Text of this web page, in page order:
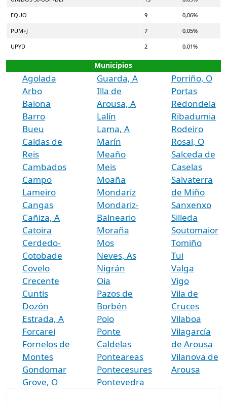
EQUO 9 0,06%
PUM+J 7 0,05%
UPYD 2 0,01%
Municipios
Agolada
Arbo
Baiona
Barro
Bueu
Caldas de
Reis
Cambados
Campo
Lameiro
Cangas
Cañiza, A
Catoira
Cerdedo-
Cotobade
Covelo
Crecente
Cuntis
Dozón
Estrada, A
Forcarei
Fornelos de
Montes
Gondomar
Grove, O
Guarda, A
Illa de
Arousa, A
Lalín
Lama, A
Marín
Meaño
Meis
Moaña
Mondariz
Mondariz-
Balneario
Moraña
Mos
Neves, As
Nigrán
Oia
Pazos de
Borbén
Poio
Ponte
Caldelas
Ponteareas
Pontecesures
Pontevedra
Porriño, O
Portas
Redondela
Ribadumia
Rodeiro
Rosal, O
Salceda de
Caselas
Salvaterra
de Miño
Sanxenxo
Silleda
Soutomaior
Tomiño
Tui
Valga
Vigo
Vila de
Cruces
Vilaboa
Vilagarcía
de Arousa
Vilanova de
Arousa